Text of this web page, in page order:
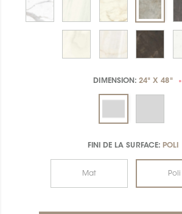
DIMENSION:24" X 48" *
FINI DE LA SURFACE: POLI
Mat Poli